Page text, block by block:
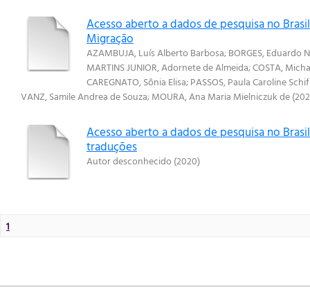
Acesso aberto a dados de pesquisa no
Migração
AZAMBUJA, Luís Alberto Barbosa;BORGES, Eduardo
MARTINS JUNIOR, Adornete de Almeida;COSTA,
CAREGNATO, Sônia Elisa;PASSOS, Paula Caroline
VANZ, Samile Andrea de Souza;MOURA, Ana Maria Mielniczuk de(
Acesso aberto a dados de pesquisa no
traduções
Autor desconhecido(2020)
1